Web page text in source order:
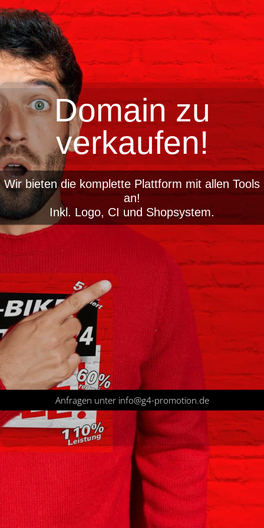
Domain zu
verkaufen!
Wir bieten die komplette Plattform mit allen Tools
an!
Inkl. Logo, CI und Shopsystem.
Anfragen unter info@g4-promotion.de